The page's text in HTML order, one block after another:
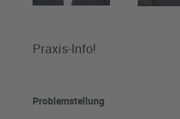
Praxis-Info!
Problemstellung